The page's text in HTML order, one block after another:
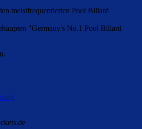
meistfrequentierten Pool Billard
"Germany's No.1 Pool Billard